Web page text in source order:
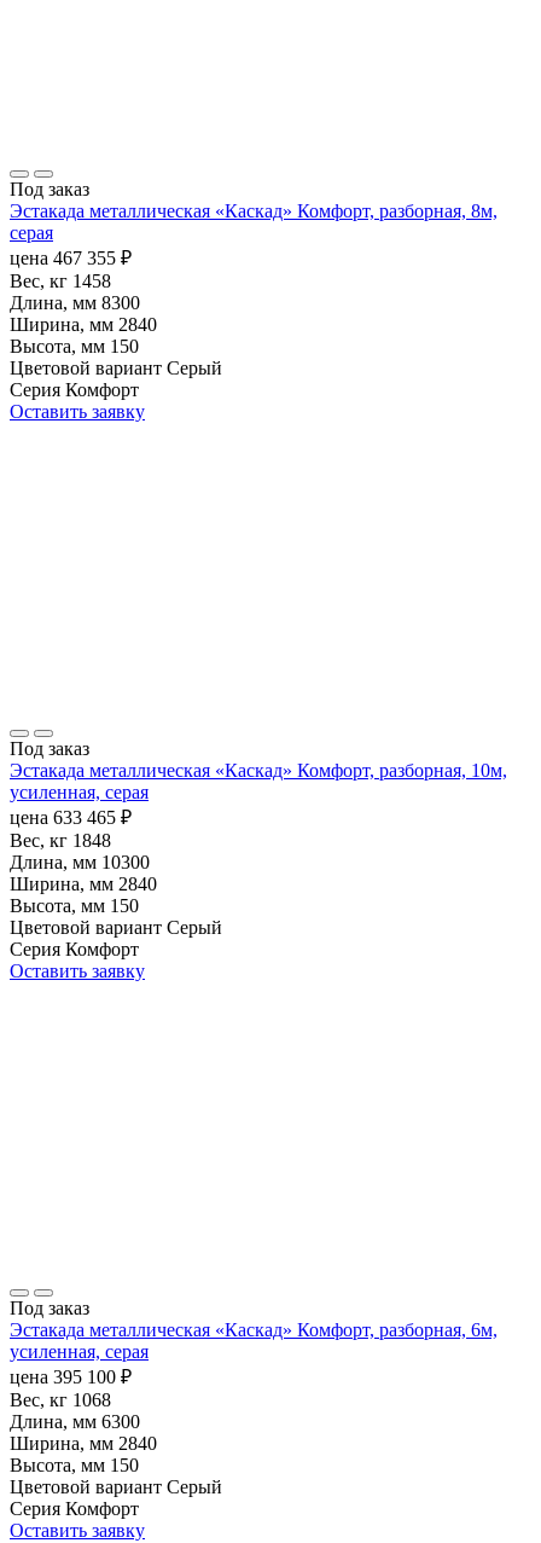
Под заказ
Эстакада металлическая «Каскад» Комфорт, разборная, 8м,
серая
цена 467 355 ₽
Вес, кг 1458
Длина, мм 8300
Ширина, мм 2840
Высота, мм 150
Цветовой вариант Серый
Серия Комфорт
Оставить заявку
Под заказ
Эстакада металлическая «Каскад» Комфорт, разборная, 10м,
усиленная, серая
цена 633 465 ₽
Вес, кг 1848
Длина, мм 10300
Ширина, мм 2840
Высота, мм 150
Цветовой вариант Серый
Серия Комфорт
Оставить заявку
Под заказ
Эстакада металлическая «Каскад» Комфорт, разборная, 6м,
усиленная, серая
цена 395 100 ₽
Вес, кг 1068
Длина, мм 6300
Ширина, мм 2840
Высота, мм 150
Цветовой вариант Серый
Серия Комфорт
Оставить заявку